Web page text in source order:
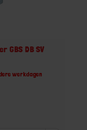
GBS DB SV
werkdagen